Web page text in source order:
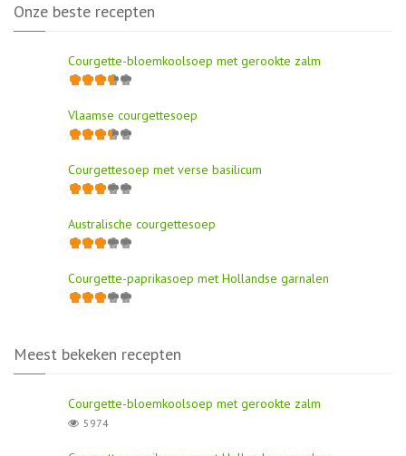
Onze beste recepten
Courgette-bloemkoolsoep met gerookte zalm
Vlaamse courgettesoep
Courgettesoep met verse basilicum
Australische courgettesoep
Courgette-paprikasoep met Hollandse garnalen
Meest bekeken recepten
Courgette-bloemkoolsoep met gerookte zalm
5974